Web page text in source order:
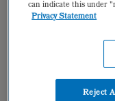
(para)medische
diëtistische gegevens
can indicate this under
Privacy Statement
Reject